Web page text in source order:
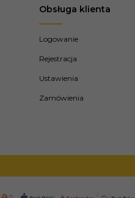
Obsługa klienta
Logowanie
Rejestracja
Ustawienia
Zamówienia